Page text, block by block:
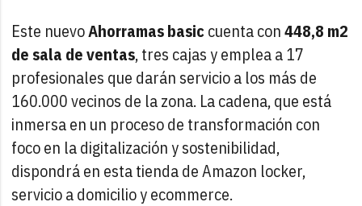
Este nuevoAhorramas basiccuenta con448,8 m2
de sala de ventas, tres cajas y emplea a 17
profesionales que darán servicio a los más de
160.000 vecinos de la zona. La cadena, que está
inmersa en un proceso de transformación con
foco en la digitalización y sostenibilidad,
dispondrá en esta tienda de Amazon locker,
servicio a domicilio y ecommerce.